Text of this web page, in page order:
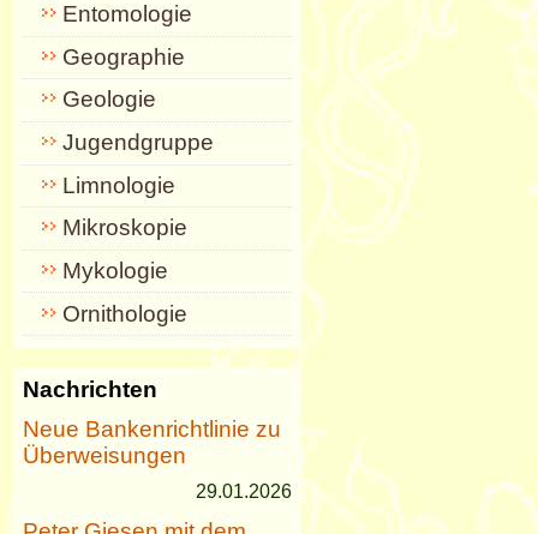
Entomologie
Geographie
Geologie
Jugendgruppe
Limnologie
Mikroskopie
Mykologie
Ornithologie
Nachrichten
Neue Bankenrichtlinie zu
Überweisungen
29.01.2026